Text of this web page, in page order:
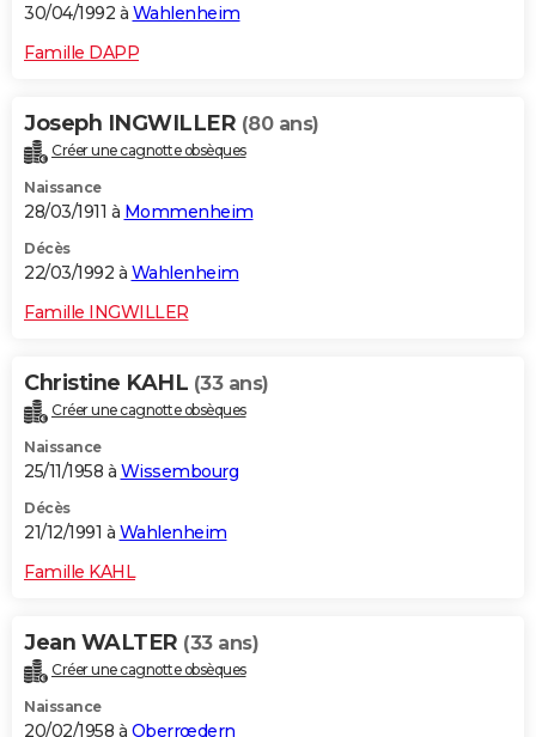
30/04/1992 à Wahlenheim
Famille DAPP
Joseph INGWILLER (80 ans)
Créer une cagnotte obsèques
Naissance
28/03/1911 à Mommenheim
Décès
22/03/1992 à Wahlenheim
Famille INGWILLER
Christine KAHL (33 ans)
Créer une cagnotte obsèques
Naissance
25/11/1958 à Wissembourg
Décès
21/12/1991 à Wahlenheim
Famille KAHL
Jean WALTER (33 ans)
Créer une cagnotte obsèques
Naissance
20/02/1958 à Oberrœdern